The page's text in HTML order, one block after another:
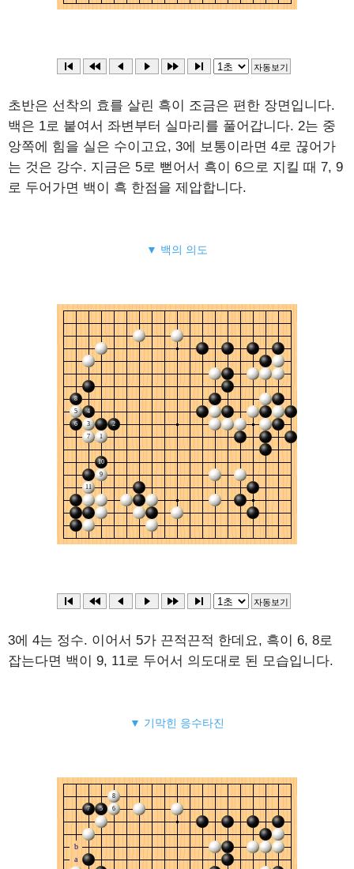
초반은 선착의 효를 살린 흑이 조금은 편한 장면입니다.
백은 1로 붙여서 좌변부터 실마리를 풀어갑니다. 2는 중
앙쪽에 힘을 실은 수이고요, 3에 보통이라면 4로 끊어가
는 것은 강수. 지금은 5로 뻗어서 흑이 6으로 지킬 때 7, 9
로 두어가면 백이 흑 한점을 제압합니다.
▼ 백의 의도
3에 4는 정수. 이어서 5가 끈적끈적 한데요, 흑이 6, 8로
잡는다면 백이 9, 11로 두어서 의도대로 된 모습입니다.
▼ 기막힌 응수타진